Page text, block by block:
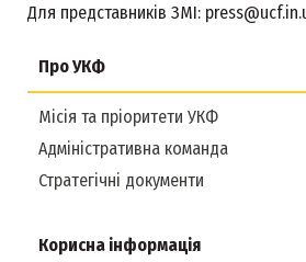
Про УКФ
Місія та пріоритети УКФ
Адміністративна команда
Стратегічні документи
Корисна інформація
Для представників ЗМІ: